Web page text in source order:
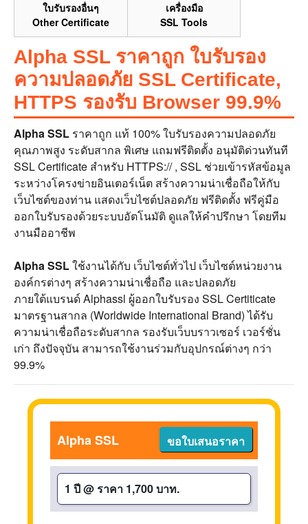
ใบรับรองอื่นๆ
Other Certificate
เครื่องมือ
SSL Tools
Alpha SSL ราคาถูก ใบรับรอง
ความปลอดภัย SSL Certificate,
HTTPS รองรับ Browser 99.9%
Alpha SSL ราคาถูก แท้ 100% ใบรับรองความปลอดภัย
คุณภาพสูง ระดับสากล พิเศษ แถมฟรีติดตั้ง อนุมัติด่วนทันที
SSL Certificate สำหรับ HTTPS:// , SSL ช่วยเข้ารหัสข้อมูล
ระหว่างโครงข่ายอินเตอร์เน็ต สร้างความน่าเชื่อถือให้กับ
เว็บไซต์ของท่าน แสดงเว็บไซต์ปลอดภัย ฟรีติดตั้ง ฟรีคู่มือ
ออกใบรับรองด้วยระบบอัตโนมัติ ดูแลให้คำปรึกษา โดยทีม
งานมืออาชีพ
Alpha SSLใช้งานได้กับ เว็บไซต์ทั่วไป เว็บไซต์หน่วยงาน
องค์กรต่างๆ สร้างความน่าเชื่อถือ และปลอดภัย
ภายใต้แบรนด์ Alphassl ผู้ออกใบรับรอง SSL Certiticate
มาตรฐานสากล (Worldwide International Brand) ได้รับ
ความน่าเชื่อถือระดับสากล รองรับเว็บบราวเซอร์ เวอร์ชั่น
เก่า ถึงปัจจุบัน สามารถใช้งานร่วมกับอุปกรณ์ต่างๆ กว่า
99.9%
ขอใบเสนอราคา
Alpha SSL
1 ปี@ ราคา 1,700 บาท.